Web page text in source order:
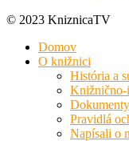
© 2023 KniznicaTV
Domov
O knižnici
História a
Knižnično-
Dokumenty
Pravidlá
Napísali o